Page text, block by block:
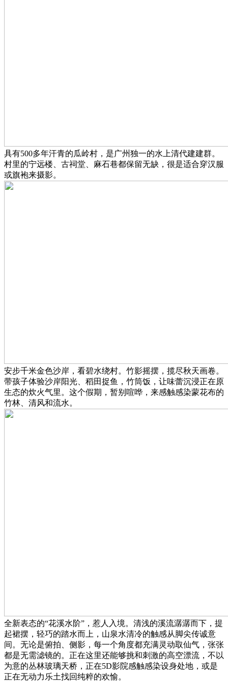
具有500多年汗青的瓜岭村，是广州独一的水上清代建建群。
村里的宁远楼、古祠堂、麻石巷都保留无缺，很是适合穿汉服
或旗袍来摄影。
安步千米金色沙岸，看碧水绕村。竹影摇摆，揽尽秋天画卷。
带孩子体验沙岸阳光、稻田捉鱼，竹筒饭，让味蕾沉浸正在原
生态的炊火气里。这个假期，暂别喧哗，来感触感染蒙花布的
竹林、清风和流水。
全新表态的“花溪水阶”，惹人入境。清浅的溪流潺潺而下，提
起裙摆，轻巧的踏水而上，山泉水清冷的触感从脚尖传诚意
间。无论是俯拍、侧影，每一个角度都充满灵动取仙气，张张
都是无需滤镜的。正在这里还能够挑和刺激的高空漂流，不以
为意的丛林玻璃天桥，正在5D影院感触感染设身处地，或是
正在无动力乐土找回纯粹的欢愉。